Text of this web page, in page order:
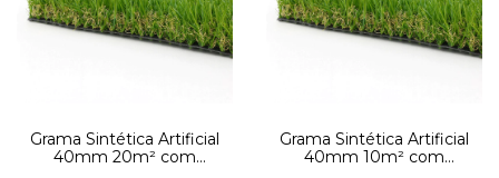
Grama Sintética Artificial
40mm 20m² com
Grama Sintética Artificial
40mm 10m² com